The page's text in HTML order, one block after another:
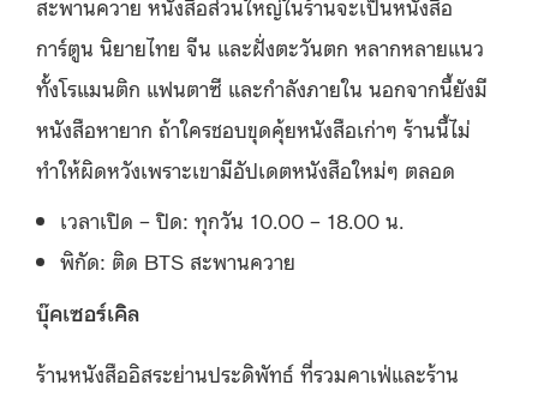
การ์ตูน นิยายไทย จีน และฝั่งตะวันตก หลากหลายแนว
ทั้งโรแมนติก แฟนตาซี และกำลังภายใน นอกจากนี้ยังมี
หนังสือหายาก ถ้าใครชอบขุดคุ้ยหนังสือเก่าๆ ร้านนี้ไม่
ทำให้ผิดหวังเพราะเขามีอัปเดตหนังสือใหม่ๆ ตลอด
เวลาเปิด – ปิด: ทุกวัน 10.00 – 18.00 น.
พิกัด: ติด BTS สะพานควาย
บุ๊คเซอร์เคิล
ร้านหนังสืออิสระย่านประดิพัทธ์ ที่รวมคาเฟ่และร้าน